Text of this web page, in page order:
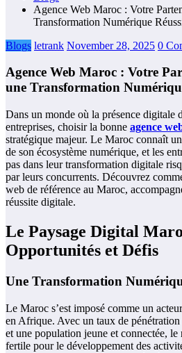
Agence Web Maroc : Votre
Transformation Numérique
Blogs letrank November 28, 2025 0
Agence Web Maroc : Votre
une Transformation
Dans un monde où la présence digitale
entreprises, choisir la bonne agence
stratégique majeur. Le Maroc connaît
de son écosystème numérique, et les
pas dans leur transformation digitale
par leurs concurrents. Découvrez
web de référence au Maroc,
réussite digitale.
Le Paysage Digital
Opportunités et Défis
Une Transformation
Le Maroc s’est imposé comme un
en Afrique. Avec un taux de
et une population jeune et connectée,
fertile pour le développement des